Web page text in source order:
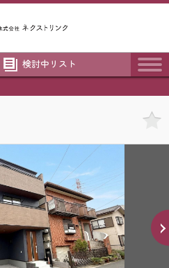
検討中リスト